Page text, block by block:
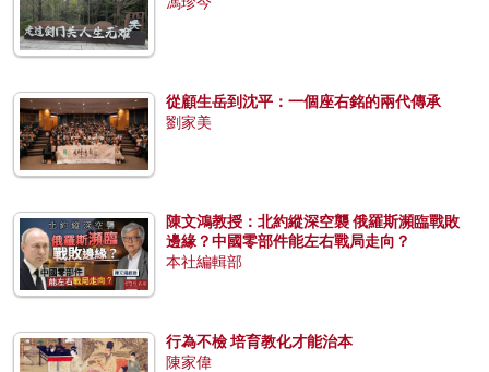
從顧生岳到沈平：一個座右銘的兩代傳承
劉家美
陳文鴻教授：北約縱深空襲 俄羅斯瀕臨戰敗
邊緣？中國零部件能左右戰局走向？
本社編輯部
行為不檢 培育教化才能治本
陳家偉